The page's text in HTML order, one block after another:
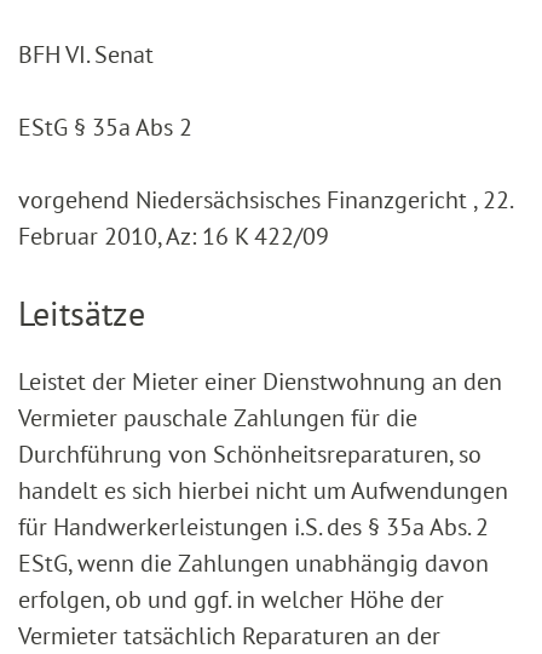
BFH VI. Senat
EStG § 35a Abs 2
vorgehend Niedersächsisches Finanzgericht , 22.
Februar 2010, Az: 16 K 422/09
Leitsätze
Leistet der Mieter einer Dienstwohnung an den
Vermieter pauschale Zahlungen für die
Durchführung von Schönheitsreparaturen, so
handelt es sich hierbei nicht um Aufwendungen
für Handwerkerleistungen i.S. des § 35a Abs. 2
EStG, wenn die Zahlungen unabhängig davon
erfolgen, ob und ggf. in welcher Höhe der
Vermieter tatsächlich Reparaturen an der